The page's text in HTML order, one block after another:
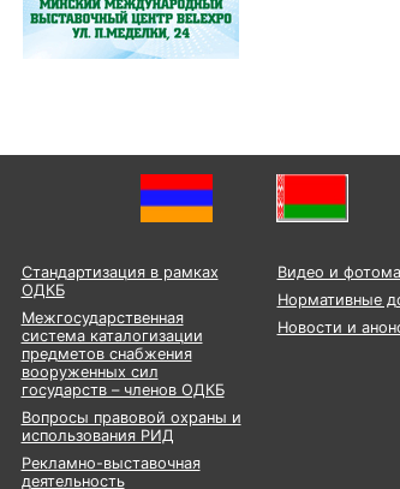
Стандартизация в рамках
ОДКБ
Межгосударственная
система каталогизации
предметов снабжения
вооруженных сил
государств – членов ОДКБ
Вопросы правовой охраны и
использования РИД
Рекламно-выставочная
деятельность
Видео и
Нормативные
Новости и